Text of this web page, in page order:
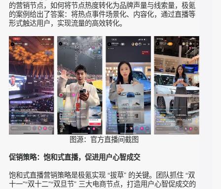
节点运营：借势热点，实现流量与声量双爆发
日播与品牌事件组合拳是极氪场景化营销的重要策略。团队借
势 Zeekr001FR 发布、Zeekr007 发布、上海车展、广州车展
等热点事件打造主趣门店直播间，实现流量突破，持续扩大品
牌声量。在热点事件期间，通过场景化直播的形式，将事件热
度与产品卖点结合，如在上海车展期间，打造 “车展同款场景
直播”，让用户足不出户即可感受车展氛围，同时深入了解极氪
车型的参展亮点。
这种借势热点的节点运营策略，能够快速聚集流量，提升品牌
曝光度。对于汽车品牌而言，行业展会、新车发布等都是重要
的营销节点，如何将节点热度转化为品牌声量与线索量，极氪
的案例给出了答案：将热点事件场景化、内容化，通过直播等
形式触达用户，实现流量的高效转化。